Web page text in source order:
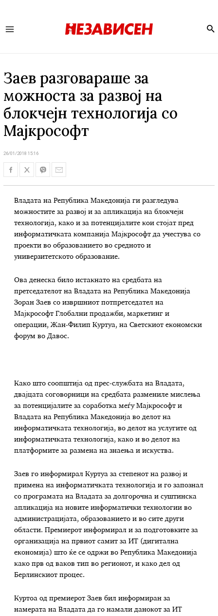
Заев разговараше за
можноста за развој на
блокчејн технологија со
Мајкрософт
26/01/2018 15:16
Владата на Република Македонија ги разгледува
можностите за развој и за апликација на блокчејн
технологија, како и за потенцијалите кои стојат пред
информатичката компанија Мајкрософт да учестува со
проекти во образованието во средното и
универзитетското образование.
Ова денеска било истакнато на средбата на
претседателот на Владата на Република Македонија
Зоран Заев со извршниот потпретседател на
Мајкрософт Глобални продажби, маркетинг и
операции, Жан-Филип Куртуа, на Светскиот економски
форум во Давос.
Како што соопштија од прес-службата на Владата,
двајцата соговорници на средбата размениле мислења
за потенцијалите за соработка меѓу Мајкрософт и
Владата на Република Македонија во делот на
информатичката технологија, во делот на услугите од
информатичката технологија, како и во делот на
платформите за размена на знаења и искуства.
Заев го информирал Куртуа за степенот на развој и
примена на информатичката технологија и го запознал
со програмата на Владата за долгорочна и суштинска
апликација на новите информатички технологии во
администрацијата, образованието и во сите други
области. Премиерот информирал и за подготовките за
организација на првиот самит за ИТ (дигитална
економија) што ќе се одржи во Република Македонија
како прв од ваков тип во регионот, и како дел од
Берлинскиот процес.
Куртоа од премиерот Заев бил информиран за
намерата на Владата да го намали данокот за ИТ